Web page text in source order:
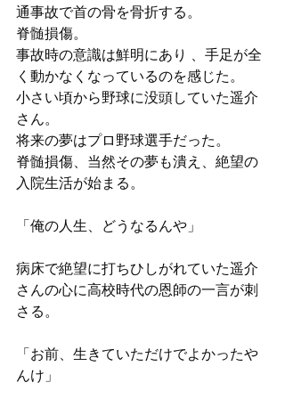
通事故で首の骨を骨折する。
脊髄損傷。
事故時の意識は鮮明にあり 、手足が全
く動かなくなっているのを感じた。
小さい頃から野球に没頭していた遥介
さん。
将来の夢はプロ野球選手だった。
脊髄損傷、当然その夢も潰え、絶望の
入院生活が始まる。
「俺の人生、どうなるんや」
病床で絶望に打ちひしがれていた遥介
さんの心に高校時代の恩師の一言が刺
さる。
「お前、生きていただけでよかったや
んけ」